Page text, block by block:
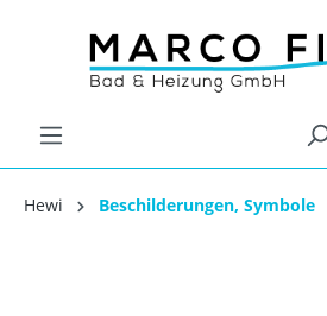
Hewi Beschilderungen, Symbole